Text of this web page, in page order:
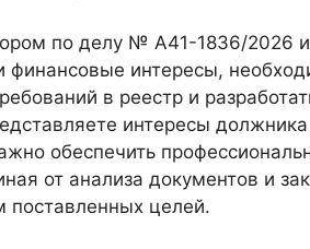
по делу № А41-1836/2026
финансовые интересы,
в реестр и
интересы должника
обеспечить
от анализа документов и
целей.